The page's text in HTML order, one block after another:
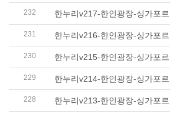
232 한누리v217-한인광장-싱가포
231 한누리v216-한인광장-싱가포
230 한누리v215-한인광장-싱가포
229 한누리v214-한인광장-싱가포
228 한누리v213-한인광장-싱가포